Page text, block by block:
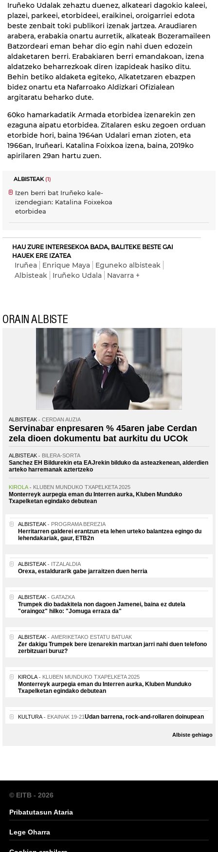
Iruñeko Udalak zehaztu duenez, alkateari dagokio kaleei,
plazei, parkeei, etorbideei, eraikinei, oroigarriei edota
beste zenbait toki publikori izenak jartzea. Araudiaren
arabera, erabakia onartu aurretik, alkateak Bozeramaileen
Batzordeari eman behar dio egin nahi duen edozein
aldaketaren berri. Erabakiaren berri emandakoan, izena
aldatzeko beharrezkoak diren izapideak hasiko ditu.
Behin betiko aldaketa egiteko, Alkatetzaren ebazpen
bidez onartu eta Nafarroako Aldizkari Ofizialean
argitaratu beharko dute.
60ko hamarkadatik Armada etorbidea izenarekin zen
ezaguna aipatu etorbidea. Zitalaren esku zegoen orduan
etorbide hori, baina 1964an Udalari eman zioten, eta
1966an, Iruñeari. Katalina Foixkoa izena, baina, 2019ko
apirilaren 29an hartu zuen.
ALBISTEAK(1)
Izen berri bat Iruñeko kale-
izendegian: Katalina Foixekoa
etorbidea
HAU ZURE INTERESEKOA BADA, BALITEKE BESTE GAI
HAUEK ERE IZATEA
Iruñea Enrique Maya
Eguneko albisteak
Albisteak
Iruñeko Udala Navarra +
ORAIN ALBISTE
ALBISTEAK CERDAN AUZIA
Servinabar enpresaren % 45aren jabe Cerdan
zela dioen dokumentu bat aurkitu du UCOk
ALBISTEAK BILERA-SORTA
Sanchez EH Bildurekin eta EAJrekin bilduko da asteazkenean, alderdien
arteko harremanak aztertzeko
KIROLA KLUBEN MUNDUKO TXAPELKETA 2025
Monterreyk aurpegia eman du Interren aurka, Kluben Munduko
Txapelketan egindako debutean
ALBISTEAK PROGRAMA BEREZIA
Herritarren galderei erantzun eta lehen urteko balantzea egingo du
lehendakariak, gaur, ETB2n
ALBISTEAK ITZALALDIA
Orexa, estaldurarik gabe jarraitzen duen herria
ALBISTEAK GATAZKA
Trumpek dio badakitela non dagoen Jamenei, baina ez dutela
"oraingoz" hilko: "Jomuga erraza da"
ALBISTEAK AMERIKETAKO ESTATU BATUAK
Zer dakigu Trumpek bere izenarekin martxan jarri nahi duen telefono
zerbitzuari buruz?
KIROLA KLUBEN MUNDUKO TXAPELKETA 2025
Monterreyk aurpegia eman du Interren aurka, Kluben Munduko
Txapelketan egindako debutean
KULTURA EKAINAK 19-21Udan barrena, rock-and-rollaren doinupean
Albiste gehiago
© EITB - 2026
Pribatutasun Ataria
Lege Oharra